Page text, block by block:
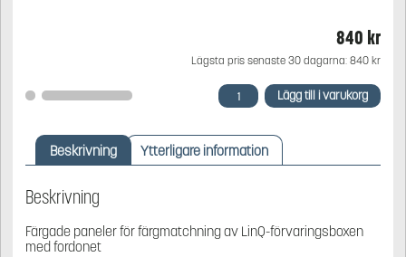
840 kr
Lägsta pris senaste 30 dagarna: 840 kr
PANNEAUX
JAUNES*PANEL
mängd
Lägg till i varukorg
Beskrivning Ytterligare information
Beskrivning
Färgade paneler för färgmatchning av LinQ-förvaringsboxen
med fordonet